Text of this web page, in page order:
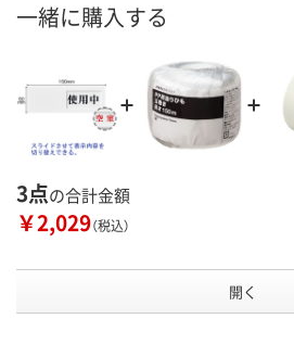
一緒に購入する
3点の合計金額
￥2,029（税込）
開く